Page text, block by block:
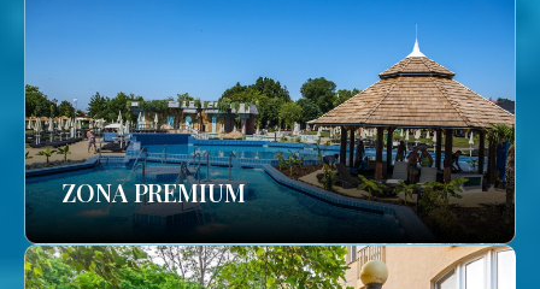
ZONA PREMIUM